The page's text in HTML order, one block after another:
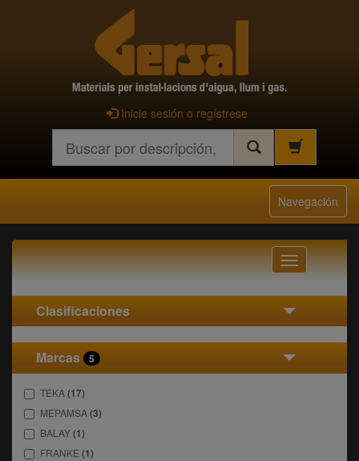
Inicie sesión o regístrese
Navegación
Navegación
Clasificaciones
Marcas 5
TEKA(17)
MEPAMSA(3)
BALAY(1)
FRANKE (1)